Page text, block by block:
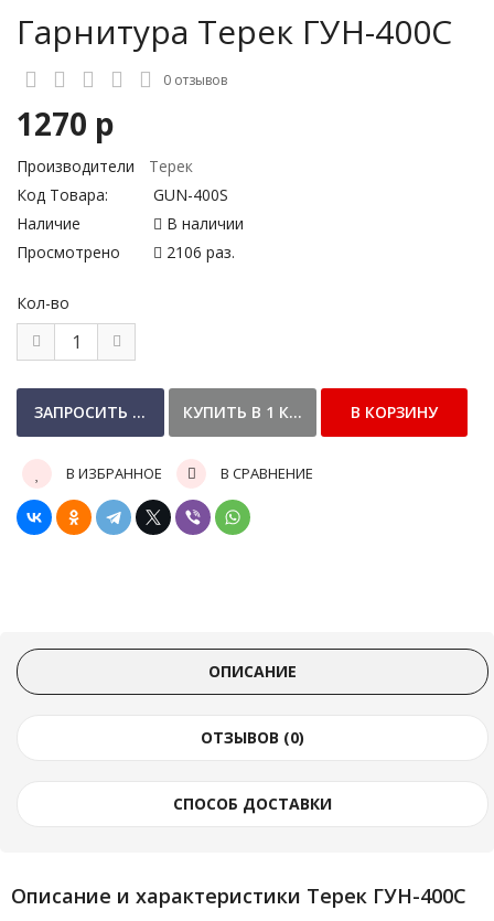
Гарнитура Терек ГУН-400С
0 отзывов
1270 р
Производители
Терек
Код Товара:
GUN-400S
Наличие
В наличии
Просмотрено
2106 раз.
Кол-во
В ИЗБРАННОЕ В СРАВНЕНИЕ
ОПИСАНИЕ
ОТЗЫВОВ (0)
СПОСОБ ДОСТАВКИ
Описание и характеристики Терек ГУН-400С